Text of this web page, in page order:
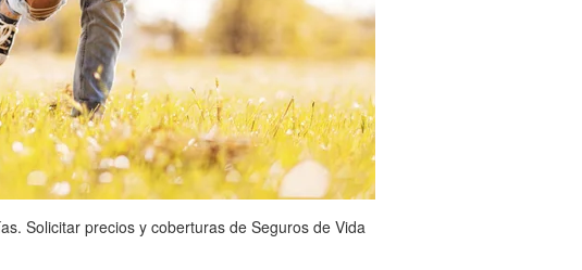
Solicitar precios y coberturas de Seguros de Vida